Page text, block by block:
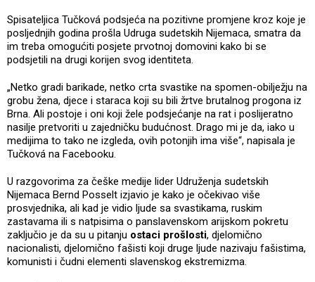
Spisateljica Tučková podsjeća na pozitivne promjene kroz koje je
posljednjih godina prošla Udruga sudetskih Nijemaca, smatra da
im treba omogućiti posjete prvotnoj domovini kako bi se
podsjetili na drugi korijen svog identiteta.
„Netko gradi barikade, netko crta svastike na spomen-obilježju na
grobu žena, djece i staraca koji su bili žrtve brutalnog progona iz
Brna. Ali postoje i oni koji žele podsjećanje na rat i poslijeratno
nasilje pretvoriti u zajedničku budućnost. Drago mi je da, iako u
medijima to tako ne izgleda, ovih potonjih ima više“, napisala je
Tučková na Facebooku.
U razgovorima za češke medije lider Udruženja sudetskih
Nijemaca Bernd Posselt izjavio je kako je očekivao više
prosvjednika, ali kad je vidio ljude sa svastikama, ruskim
zastavama ili s natpisima o panslavenskom arijskom pokretu
zaključio je da su u pitanju ostaci prošlosti, djelomično
nacionalisti, djelomično fašisti koji druge ljude nazivaju fašistima,
komunisti i čudni elementi slavenskog ekstremizma.